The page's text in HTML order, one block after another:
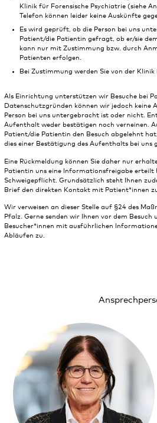
Klinik für Forensische Psychiatrie (siehe
Telefon können leider keine Auskünfte
Es wird geprüft, ob die Person bei uns
Patient/die Patientin gefragt, ob er/sie
kann nur mit Zustimmung bzw. durch
Patienten erfolgen.
Bei Zustimmung werden Sie von der
Als Einrichtung unterstützen wir Besuche bei
Datenschutzgründen können wir jedoch keine
Person bei uns untergebracht ist oder nicht.
Aufenthalt weder bestätigen noch verneinen.
Patient/die Patientin den Besuch abgelehnt
dies einer Bestätigung des Aufenthalts bei uns
Eine Rückmeldung können Sie daher nur
Patientin uns eine Informationsfreigabe erteilt
Schweigepflicht. Grundsätzlich steht Ihnen
Brief den direkten Kontakt mit Patient*innen
Wir verweisen an dieser Stelle auf §24 des
Pfalz. Gerne senden wir Ihnen vor dem
Besucher*innen mit ausführlichen
Abläufen zu.